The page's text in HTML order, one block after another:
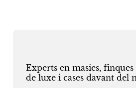
Experts en masies,
de luxe i cases davant del